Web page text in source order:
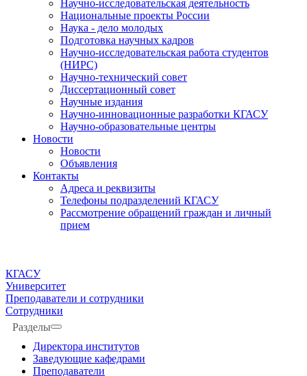
Научно-исследовательская деятельность
Национальные проекты России
Наука - дело молодых
Подготовка научных кадров
Научно-исследовательская работа студентов
(НИРС)
Научно-технический совет
Диссертационный совет
Научные издания
Научно-инновационные разработки КГАСУ
Научно-образовательные центры
Новости
Новости
Объявления
Контакты
Адреса и реквизиты
Телефоны подразделений КГАСУ
Рассмотрение обращений граждан и личный
прием
КГАСУ
Университет
Преподаватели и сотрудники
Сотрудники
Разделы
Директора институтов
Заведующие кафедрами
Преподаватели